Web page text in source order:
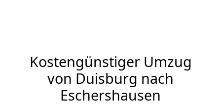
Kostengünstiger Umzug
von Duisburg nach
Eschershausen